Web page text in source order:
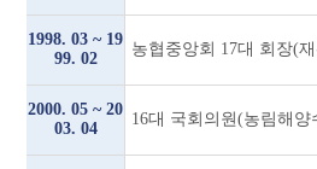
1998. 03 ~ 19
99. 02
농협중앙회 17대 회장(
2000. 05 ~ 20
03. 04
16대 국회의원(농림해